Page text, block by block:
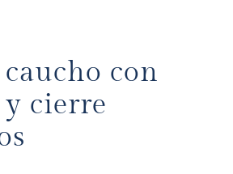
con
cierre